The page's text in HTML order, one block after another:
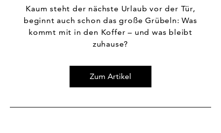
Kaum steht der nächste Urlaub vor der Tür,
beginnt auch schon das große Grübeln: Was
kommt mit in den Koffer – und was bleibt
zuhause?
Zum Artikel